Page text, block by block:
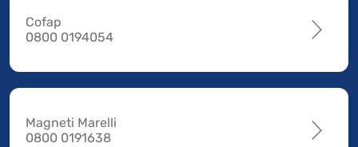
Cofap
0800 0194054
Magneti Marelli
0800 0191638